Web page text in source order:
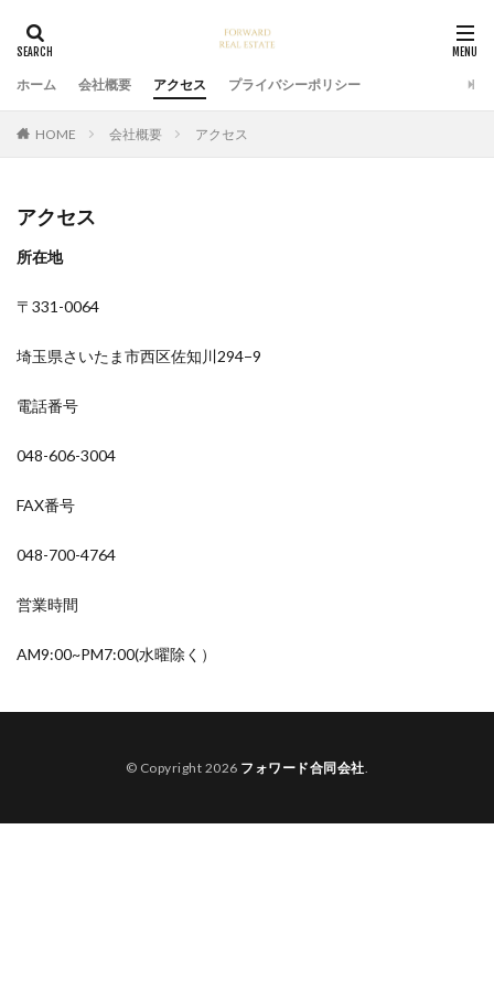
ホーム 会社概要 アクセス プライバシーポリシー
HOME 会社概要 アクセス
アクセス
所在地
〒331-0064
埼玉県さいたま市西区佐知川294−9
電話番号
048-606-3004
FAX番号
048-700-4764
営業時間
AM9:00~PM7:00(水曜除く）
© Copyright 2026 フォワード合同会社.